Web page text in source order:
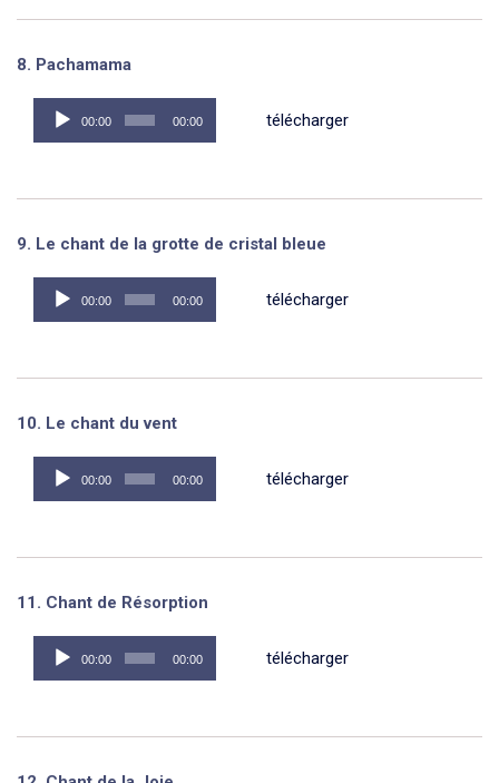
8. Pachamama
00:00 00:00 télécharger
9. Le chant de la grotte de cristal bleue
00:00 00:00 télécharger
10. Le chant du vent
00:00 00:00 télécharger
11. Chant de Résorption
00:00 00:00 télécharger